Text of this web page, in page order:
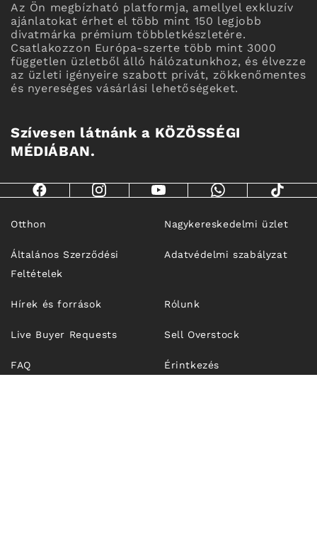
Az Ön megbízható platformja, amellyel exkluzív
ajánlatokat érhet el több mint 150 legjobb
divatmárka prémium többletkészletére.
Csatlakozzon Európa-szerte több mint 3000
független üzletből álló hálózatunkhoz, és élvezze
az üzleti igényeire szabott privát, zökkenőmentes
és nyereséges vásárlási lehetőségeket.
Szívesen látnánk a KÖZÖSSÉGI
MÉDIÁBAN.
Otthon Nagykereskedelmi üzlet
Általános Szerződési
Feltételek
Adatvédelmi szabályzat
Hírek és források Rólunk
Live Buyer Requests Sell Overstock
FAQ Érintkezés